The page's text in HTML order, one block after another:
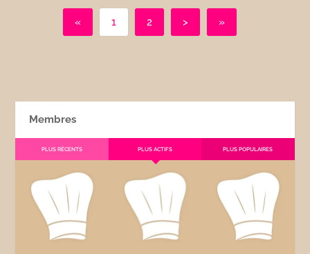
« 1 2 > »
Membres
PLUS RÉCENTS PLUS ACTIFS PLUS POPULAIRES